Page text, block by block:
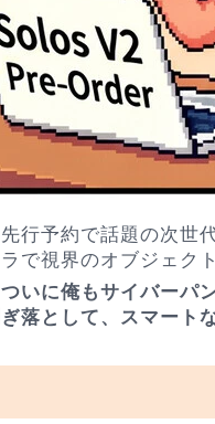
先行予約で話題の次
で視界のオブジェク
いに俺もサイバー
落として、スマート